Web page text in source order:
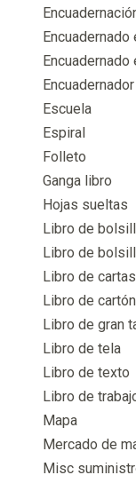
Encuadernado
Encuadernado
Encuadernador
Escuela
Espiral
Folleto
Ganga libro
Hojas sueltas
Libro de
Libro de
Libro de cartas
Libro de cartón
Libro de gran
Libro de tela
Libro de texto
Libro de
Mapa
Mercado de
Misc